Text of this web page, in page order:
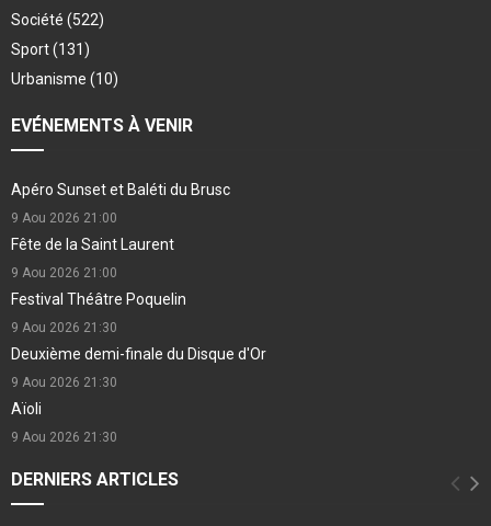
Société (522)
Sport(131)
Urbanisme (10)
EVÉNEMENTS À VENIR
Apéro Sunset et Baléti du Brusc
9 Aou 2026 21:00
Fête de la Saint Laurent
9 Aou 2026 21:00
Festival Théâtre Poquelin
9 Aou 2026 21:30
Deuxième demi-finale du Disque d'Or
9 Aou 2026 21:30
Aïoli
9 Aou 2026 21:30
DERNIERS ARTICLES